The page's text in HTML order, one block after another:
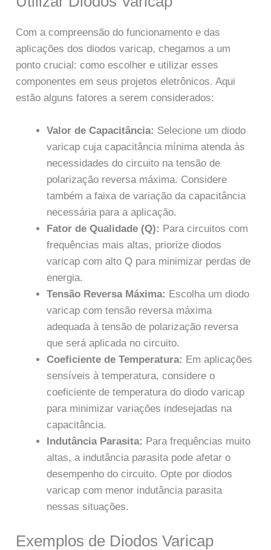
Com a compreensão do funcionamento e das
aplicações dos diodos varicap, chegamos a um
ponto crucial: como escolher e utilizar esses
componentes em seus projetos eletrônicos. Aqui
estão alguns fatores a serem considerados:
Valor de Capacitância: Selecione um diodo
varicap cuja capacitância mínima atenda às
necessidades do circuito na tensão de
polarização reversa máxima. Considere
também a faixa de variação da capacitância
necessária para a aplicação.
Fator de Qualidade (Q): Para circuitos com
frequências mais altas, priorize diodos
varicap com alto Q para minimizar perdas de
energia.
Tensão Reversa Máxima: Escolha um diodo
varicap com tensão reversa máxima
adequada à tensão de polarização reversa
que será aplicada no circuito.
Coeficiente de Temperatura: Em aplicações
sensíveis à temperatura, considere o
coeficiente de temperatura do diodo varicap
para minimizar variações indesejadas na
capacitância.
Indutância Parasita: Para frequências muito
altas, a indutância parasita pode afetar o
desempenho do circuito. Opte por diodos
varicap com menor indutância parasita
nessas situações.
Exemplos de Diodos Varicap